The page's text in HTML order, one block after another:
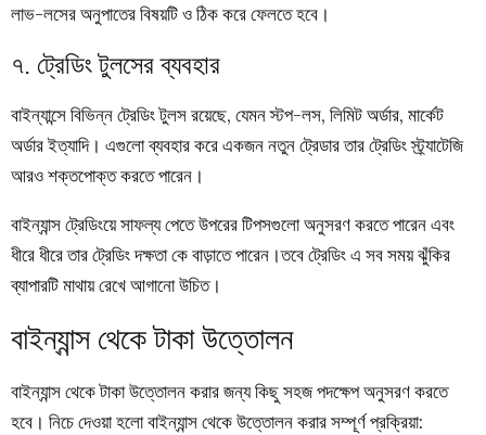
লাভ-লসের অনুপাতের বিষয়টি ও ঠিক করে ফেলতে হবে।
৭. ট্রেডিং টুলসের ব্যবহার
বাইন্যান্সে বিভিন্ন ট্রেডিং টুলস রয়েছে, যেমন স্টপ-লস, লিমিট অর্ডার, মার্কেট
অর্ডার ইত্যাদি। এগুলো ব্যবহার করে একজন নতুন ট্রেডার তার ট্রেডিং স্ট্র্যাটেজি
আরও শক্তপোক্ত করতে পারেন।
বাইন্যান্স ট্রেডিংয়ে সাফল্য পেতে উপরের টিপসগুলো অনুসরণ করতে পারেন এবং
ধীরে ধীরে তার ট্রেডিং দক্ষতা কে বাড়াতে পারেন।তবে ট্রেডিং এ সব সময় ঝুঁকির
ব্যাপারটি মাথায় রেখে আগানো উচিত।
বাইন্যান্স থেকে টাকা উত্তোলন
বাইন্যান্স থেকে টাকা উত্তোলন করার জন্য কিছু সহজ পদক্ষেপ অনুসরণ করতে
হবে। নিচে দেওয়া হলো বাইন্যান্স থেকে উত্তোলন করার সম্পূর্ণ প্রক্রিয়া: